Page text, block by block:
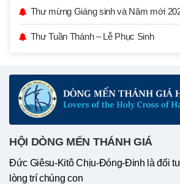
Thư mừng Giáng sinh và Năm mới
Thư Tuần Thánh – Lễ Phục Sinh
HỘI DÒNG MẾN THÁNH GIÁ
Đức Giêsu-Kitô Chịu-Đóng-Đinh là đối
lòng trí chúng con